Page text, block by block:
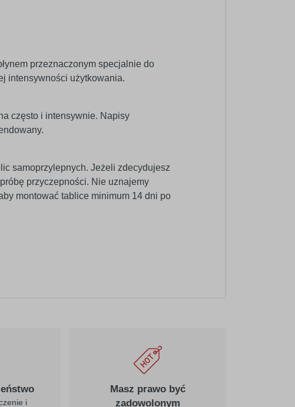
przeznaczonym specjalnie do
intensywności użytkowania.
często i intensywnie. Napisy
samoprzylepnych. Jeżeli zdecydujesz
przyczepności. Nie uznajemy
montować tablice minimum 14 dni po
i
Masz prawo być
zadowolonym